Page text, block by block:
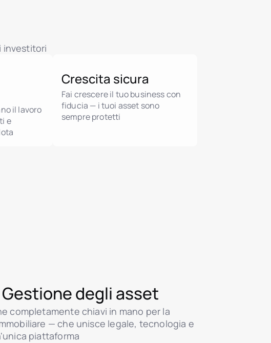
investitori
il lavoro
e
Crescita sicura
Fai crescere il tuo business con
fiducia — i tuoi asset sono
sempre protetti
degli asset
completamente chiavi in mano per la
— che unisce legale, tecnologia e
piattaforma